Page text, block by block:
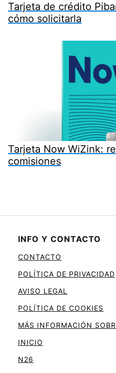
Tarjeta de crédito
cómo solicitarla
Tarjeta Now WiZink:
comisiones
INFO Y CONTACTO
CONTACTO
POLÍTICA DE PRIVACIDAD
AVISO LEGAL
POLÍTICA DE COOKIES
MÁS INFORMACIÓN
INICIO
N26